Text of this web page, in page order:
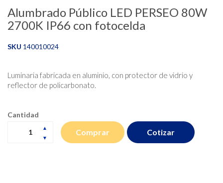
Alumbrado Público LED PERSEO 80W
2700K IP66 con fotocelda
SKU 140010024
Luminaria fabricada en aluminio, con protector de vidrio y
reflector de policarbonato.
Cantidad
Comprar Cotizar